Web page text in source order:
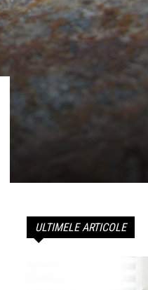
ULTIMELE ARTICOLE